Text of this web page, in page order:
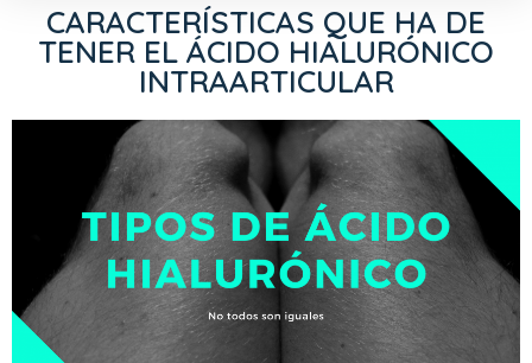
CARACTERÍSTICAS QUE HA DE
TENER EL ÁCIDO HIALURÓNICO
INTRAARTICULAR